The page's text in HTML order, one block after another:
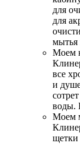
для
для
мытья
Моем
все
и
воды.
Моем
щетки